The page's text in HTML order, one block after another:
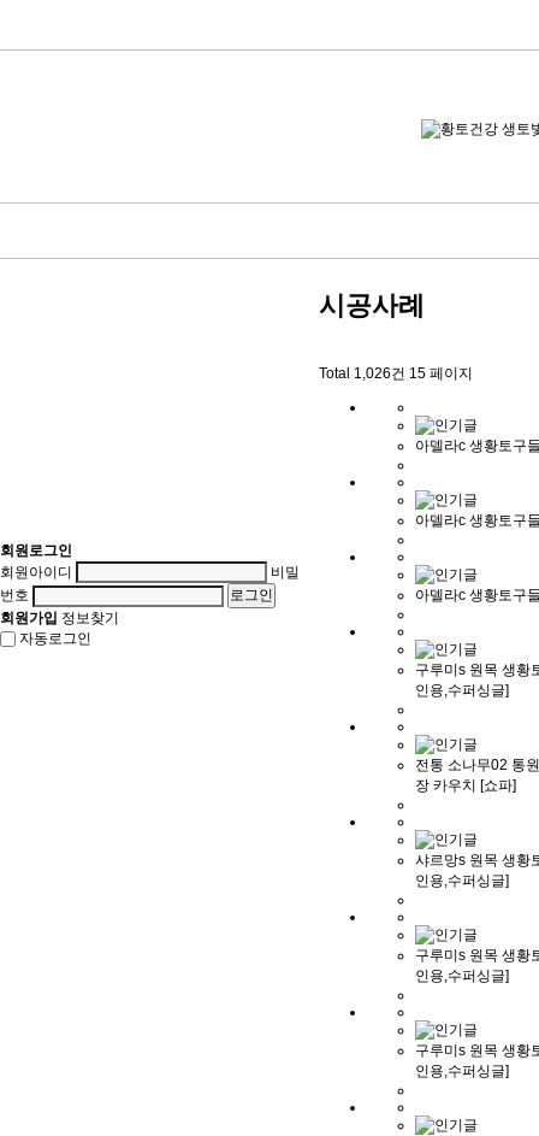
회원로그인
회원아이디
비밀
번호
회원가입 정보찾기
자동로그인
시공사례
Total 1,026건 15 페이지
아델라c 생황토구
아델라c 생황토구
아델라c 생황토구
구루미s 원목 생황
인용,수퍼싱글]
전통 소나무02 통
장 카우치 [쇼파]
샤르망s 원목 생황
인용,수퍼싱글]
구루미s 원목 생황
인용,수퍼싱글]
구루미s 원목 생황
인용,수퍼싱글]